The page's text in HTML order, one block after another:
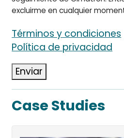
excluirme en cualquier
Términos y condiciones
Política de privacidad
Enviar
Case Studies